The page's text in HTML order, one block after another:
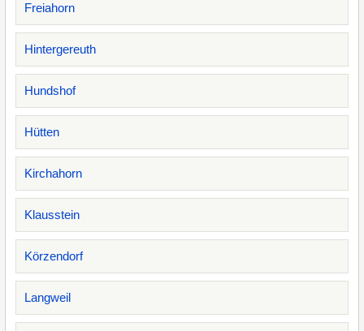
Freiahorn
Hintergereuth
Hundshof
Hütten
Kirchahorn
Klausstein
Körzendorf
Langweil